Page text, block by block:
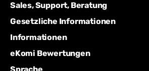
Sales, Support, Beratung
Gesetzliche Informationen
Informationen
eKomi Bewertungen